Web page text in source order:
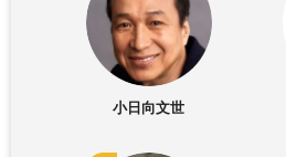
小日向文世